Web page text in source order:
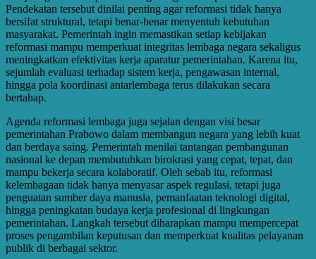
Pendekatan tersebut dinilai penting agar reformasi tidak hanya
bersifat struktural, tetapi benar-benar menyentuh kebutuhan
masyarakat. Pemerintah ingin memastikan setiap kebijakan
reformasi mampu memperkuat integritas lembaga negara sekaligus
meningkatkan efektivitas kerja aparatur pemerintahan. Karena itu,
sejumlah evaluasi terhadap sistem kerja, pengawasan internal,
hingga pola koordinasi antarlembaga terus dilakukan secara
bertahap.
Agenda reformasi lembaga juga sejalan dengan visi besar
pemerintahan Prabowo dalam membangun negara yang lebih kuat
dan berdaya saing. Pemerintah menilai tantangan pembangunan
nasional ke depan membutuhkan birokrasi yang cepat, tepat, dan
mampu bekerja secara kolaboratif. Oleh sebab itu, reformasi
kelembagaan tidak hanya menyasar aspek regulasi, tetapi juga
penguatan sumber daya manusia, pemanfaatan teknologi digital,
hingga peningkatan budaya kerja profesional di lingkungan
pemerintahan. Langkah tersebut diharapkan mampu mempercepat
proses pengambilan keputusan dan memperkuat kualitas pelayanan
publik di berbagai sektor.